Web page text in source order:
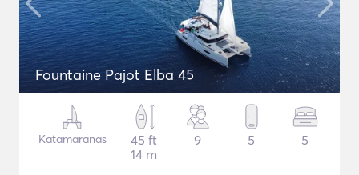
Fountaine Pajot Elba 45
Katamaranas
45 ft
14 m
9 5 5